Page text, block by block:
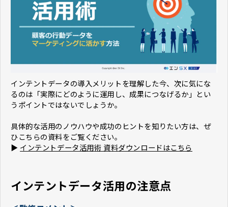
インテントデータの導入メリットを理解した今、次に気にな
るのは「実際にどのように運用し、成果につなげるか」とい
うポイントではないでしょうか。
具体的な活用のノウハウや成功のヒントを知りたい方は、ぜ
ひこちらの資料をご覧ください。
▶︎ インテントデータ活用術 資料ダウンロードはこちら
インテントデータ活用の注意点